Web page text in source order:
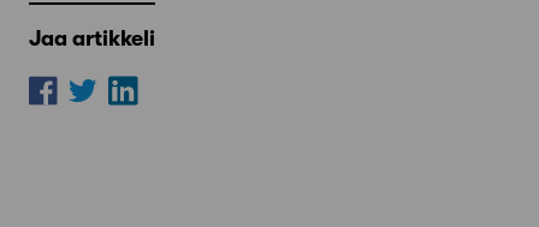
Jaa artikkeli